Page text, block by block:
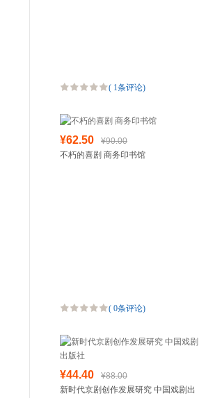
( 1条评论)
¥62.50
¥90.00
不朽的喜剧 商务印书馆
( 0条评论)
¥44.40
¥88.00
新时代京剧创作发展研究 中国戏剧出